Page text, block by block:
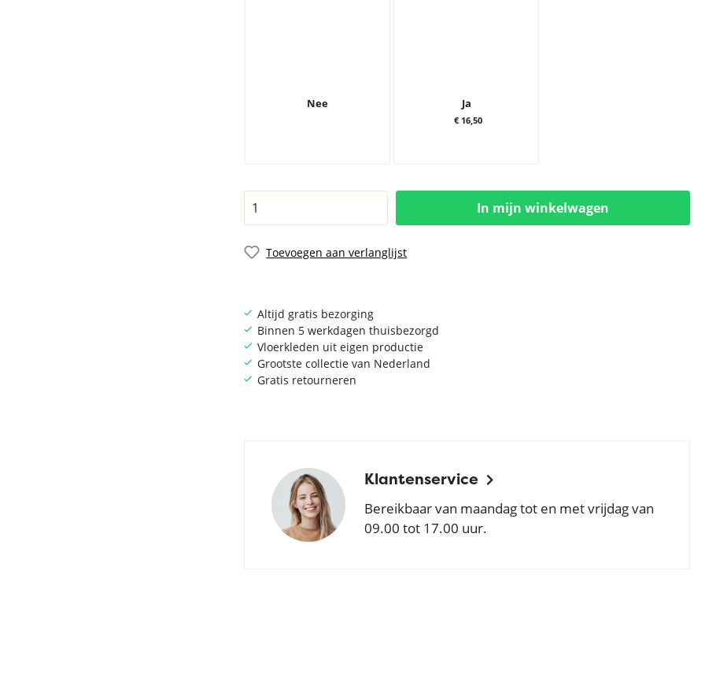
Nee Ja
€ 16,50
In mijn winkelwagen
Toevoegen aan verlanglijst
Altijd gratis bezorging
Binnen 5 werkdagen thuisbezorgd
Vloerkleden uit eigen productie
Grootste collectie van Nederland
Gratis retourneren
Klantenservice
Bereikbaar van maandag tot en met vrijdag van
09.00 tot 17.00 uur.